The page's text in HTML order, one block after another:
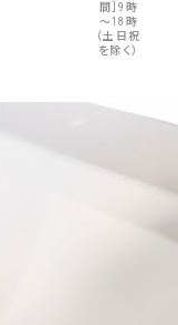
間］9時
～18時
（土日祝
を除く）